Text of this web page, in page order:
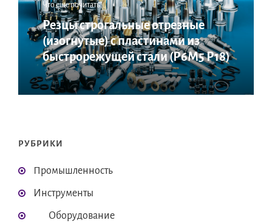
Что еще почитать:
Резцы строгальные отрезные
(изогнутые) с пластинами из
быстрорежущей стали (Р6М5 Р18)
РУБРИКИ
Промышленность
Инструменты
Оборудование